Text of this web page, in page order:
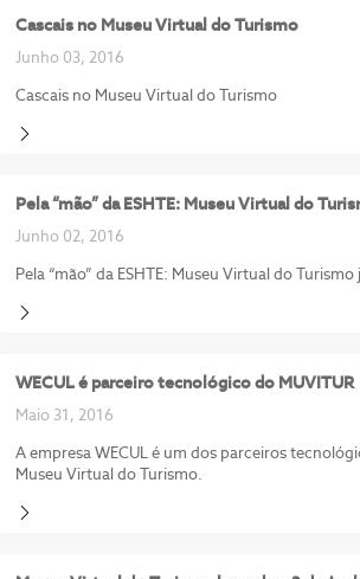
Cascais no Museu Virtual do Turismo
Junho 03, 2016
Cascais no Museu Virtual do Turismo
Pela “mão” da ESHTE: Museu Virtual do
Junho 02, 2016
Pela “mão” da ESHTE: Museu Virtual do
WECUL é parceiro tecnológico do MUVITUR
Maio 31, 2016
A empresa WECUL é um dos parceiros
Museu Virtual do Turismo.